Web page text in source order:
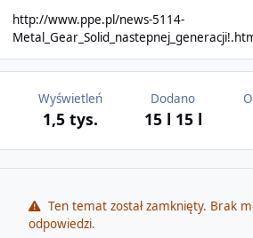
http://www.ppe.pl/news-5114-
Wyświetleń
1,5 tys.
Dodano
15 l 15 l
Ten temat został zamknięty. Brak
odpowiedzi.